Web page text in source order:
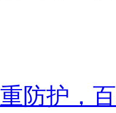
防护，